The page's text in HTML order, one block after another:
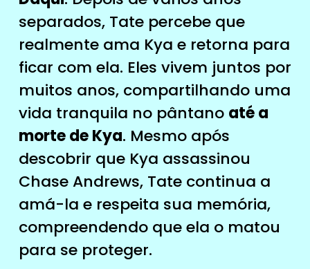
separados, Tate percebe que
realmente ama Kya e retorna para
ficar com ela. Eles vivem juntos por
muitos anos, compartilhando uma
vida tranquila no pântano até a
morte de Kya. Mesmo após
descobrir que Kya assassinou
Chase Andrews, Tate continua a
amá-la e respeita sua memória,
compreendendo que ela o matou
para se proteger.